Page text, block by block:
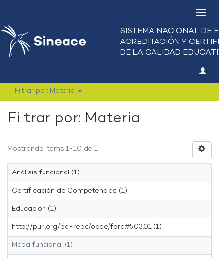
Filtrar por: Materia
Filtrar por: Materia
Mostrando ítems 1-10 de 1
Análisis funcional (1)
Certificación de Competencias (1)
Educación (1)
http://purl.org/pe-repo/ocde/ford#5.03.01 (1)
Mapa funcional (1)